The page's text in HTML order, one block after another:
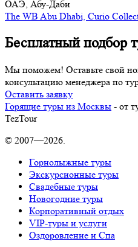
ОАЭ, Абу-Даби
The WB Abu Dhabi, Curio
Бесплатный подбор
Мы поможем! Оставьте свой
консультацию менеджера по
Оставить заявку
Горящие туры из Москвы - от
TezTour
© 2007—2026.
Горнолыжные туры
Экскурсионные туры
Свадебные туры
Новогодние туры
Корпоративный отдых
VIP-туры и услуги
Оздоровление и Спа